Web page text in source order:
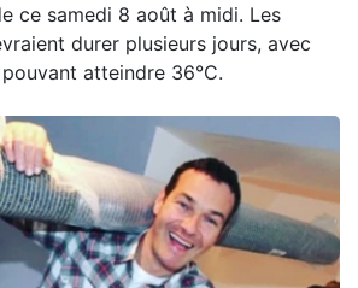
ce samedi 8 août à midi. Les
durer plusieurs jours, avec
atteindre 36°C.